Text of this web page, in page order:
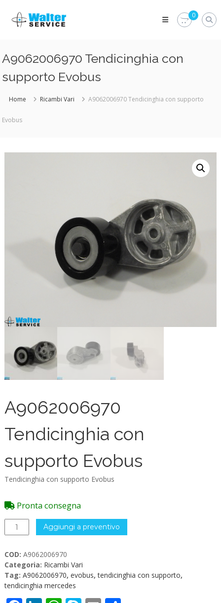
content
Walter
Service
parti
del
veicolo?
Walter
0
A9062006970 Tendicinghia con
supporto Evobus
Home Ricambi Vari A9062006970 Tendicinghia con supporto
Evobus
A9062006970
Tendicinghia con
supporto Evobus
Tendicinghia con supporto Evobus
Pronta consegna
A9062006970
Tendicinghia
supporto
Evobus
quantità
Aggiungi a preventivo
COD: A9062006970
Categoria: Ricambi Vari
Tag: A9062006970, evobus,tendicinghia con supporto,
tendicinghia mercedes